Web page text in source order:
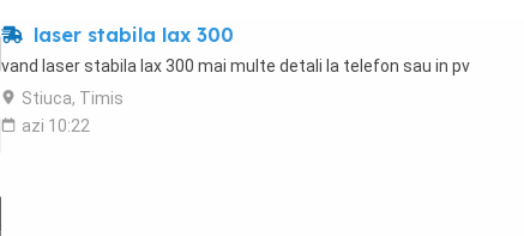
laser stabila lax 300
vand laser stabila lax 300 mai multe detali la telefon sau in pv
Stiuca, Timis
azi 10:22